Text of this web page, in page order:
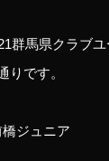
群馬県クラブ
りです。
ジュニア